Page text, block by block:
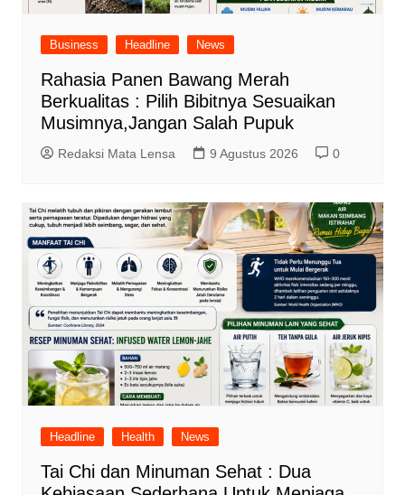
Business Headline News
Rahasia Panen Bawang Merah
Berkualitas : Pilih Bibitnya Sesuaikan
Musimnya,Jangan Salah Pupuk
Redaksi Mata Lensa 9 Agustus 2026 0
Headline Health News
Tai Chi dan Minuman Sehat : Dua